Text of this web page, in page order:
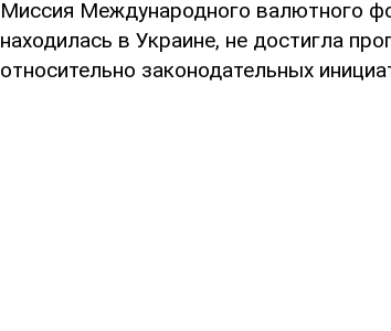
Миссия Международного валютного
находилась в Украине, не достигла
относительно законодательных